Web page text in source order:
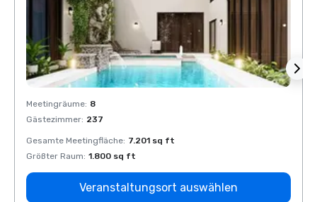
Meetingräume: 8
Gästezimmer: 237
Gesamte Meetingfläche: 7.201 sq ft
Größter Raum: 1.800 sq ft
Veranstaltungsort auswählen